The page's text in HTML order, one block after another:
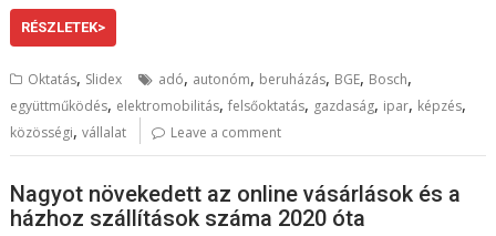
RÉSZLETEK>
Oktatás, Slidex adó, autonóm, beruházás, BGE, Bosch,
együttműködés, elektromobilitás,felsőoktatás, gazdaság, ipar, képzés,
közösségi,vállalat Leave a comment
Nagyot növekedett az online vásárlások és a
házhoz szállítások száma 2020 óta